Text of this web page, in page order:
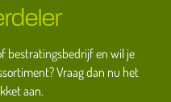
bestratingsbedrijf en wil je
Vraag dan nu het
aan.